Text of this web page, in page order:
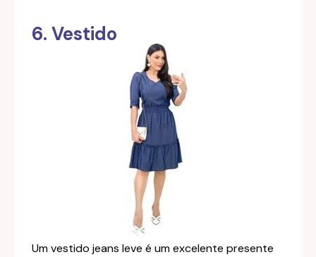
6. Vestido
Um vestido jeans leve é um excelente presente